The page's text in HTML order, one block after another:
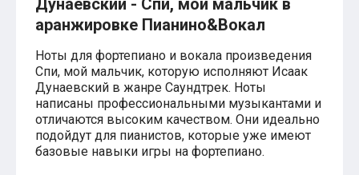
Хатико
Реквием по мечте
Сумерки
Величайший шоумен
Звездные войны
Ла ла Ленд
Ромео и Джульетта (1968)
Бумер
Аладдин (2019)
Дунаевский - Спи, мой мальчик в
аранжировке Пианино&Вокал
Ноты для фортепиано и вокала произведения
Спи, мой мальчик, которую исполняют Исаак
Дунаевский в жанре Саундтрек. Ноты
написаны профессиональными музыкантами и
отличаются высоким качеством. Они идеально
подойдут для пианистов, которые уже имеют
базовые навыки игры на фортепиано.